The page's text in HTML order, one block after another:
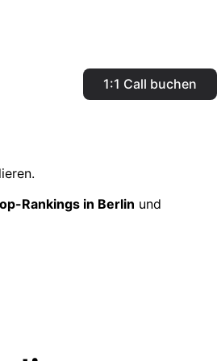
1:1 Call buchen
Rankings in Berlin und